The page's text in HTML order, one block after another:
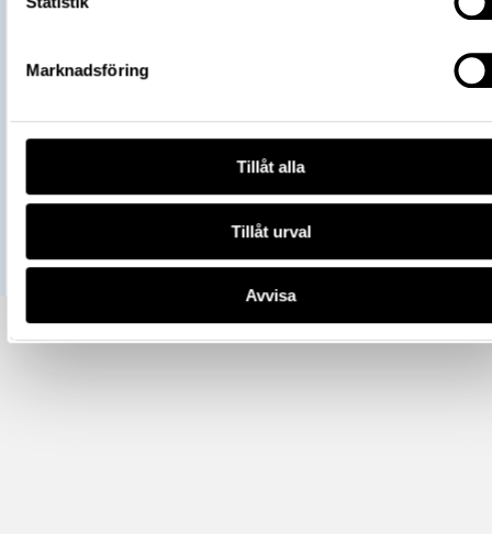
Marknadsföring
Tillåt alla
Tillåt urval
Avvisa
https://samlingar.shm.se/object/
Kopiera URI
All textinformation (metadata) på denna sida är fri att använda
Mer information om licenser hos Statens historiska museer.